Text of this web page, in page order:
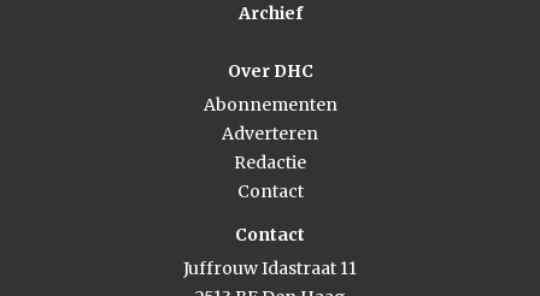
Archief
Over DHC
Abonnementen
Adverteren
Redactie
Contact
Contact
Juffrouw Idastraat 11